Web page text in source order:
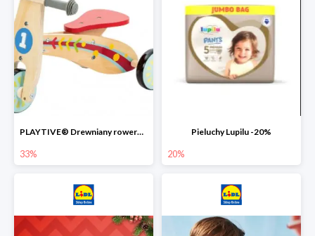
PLAYTIVE® Drewniany rowerek biegowy -33%
33%
Pieluchy Lupilu -20%
20%